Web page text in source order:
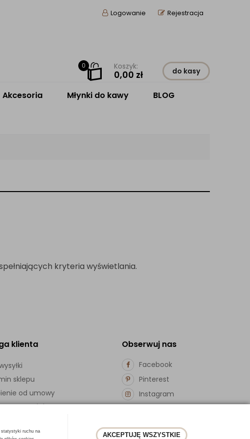
statystyki ruchu na
AKCEPTUJĘ WSZYSTKIE
Logowanie Rejestracja
0 Koszyk:
0,00 zł do kasy
Akcesoria Młynki do kawy BLOG
kryteria wyświetlania.
Obserwuj nas
Facebook
Pinterest
Instagram
klienta
sklepu
od umowy
prywatności